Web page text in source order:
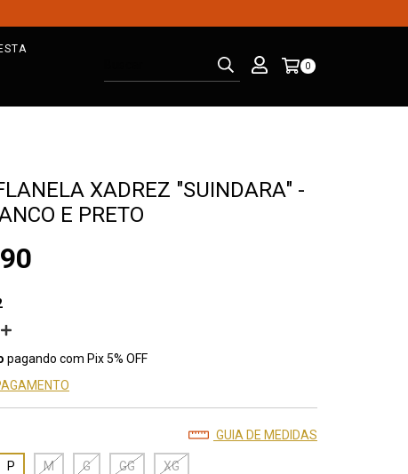
0
XADREZ "SUINDARA" -
E PRETO
pagando com Pix 5% OFF
GUIA DE MEDIDAS
P M G GG XG